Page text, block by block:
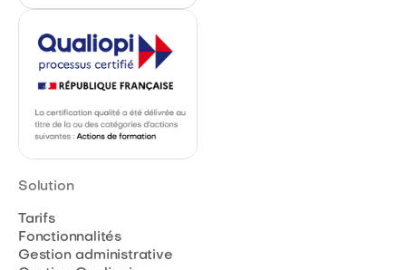
Solution
Tarifs
Fonctionnalités
Gestion administrative